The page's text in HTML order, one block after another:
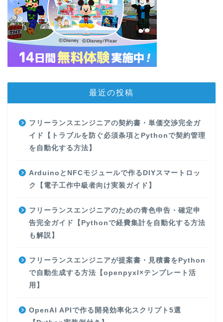
最近の投稿
フリーランスエンジニアの契約書・単価交渉完全ガ
イド【トラブルを防ぐ必須条項とPythonで契約管理
を自動化する方法】
ArduinoとNFCモジュールで作るDIYスマートロッ
ク【電子工作中級者向け実装ガイド】
フリーランスエンジニアのための青色申告・確定申
告完全ガイド【Pythonで経費集計を自動化する方法
も解説】
フリーランスエンジニアが提案書・見積書をPython
で自動生成する方法【openpyxl×テンプレート活
用】
OpenAI APIで作る開発効率化スクリプト5選